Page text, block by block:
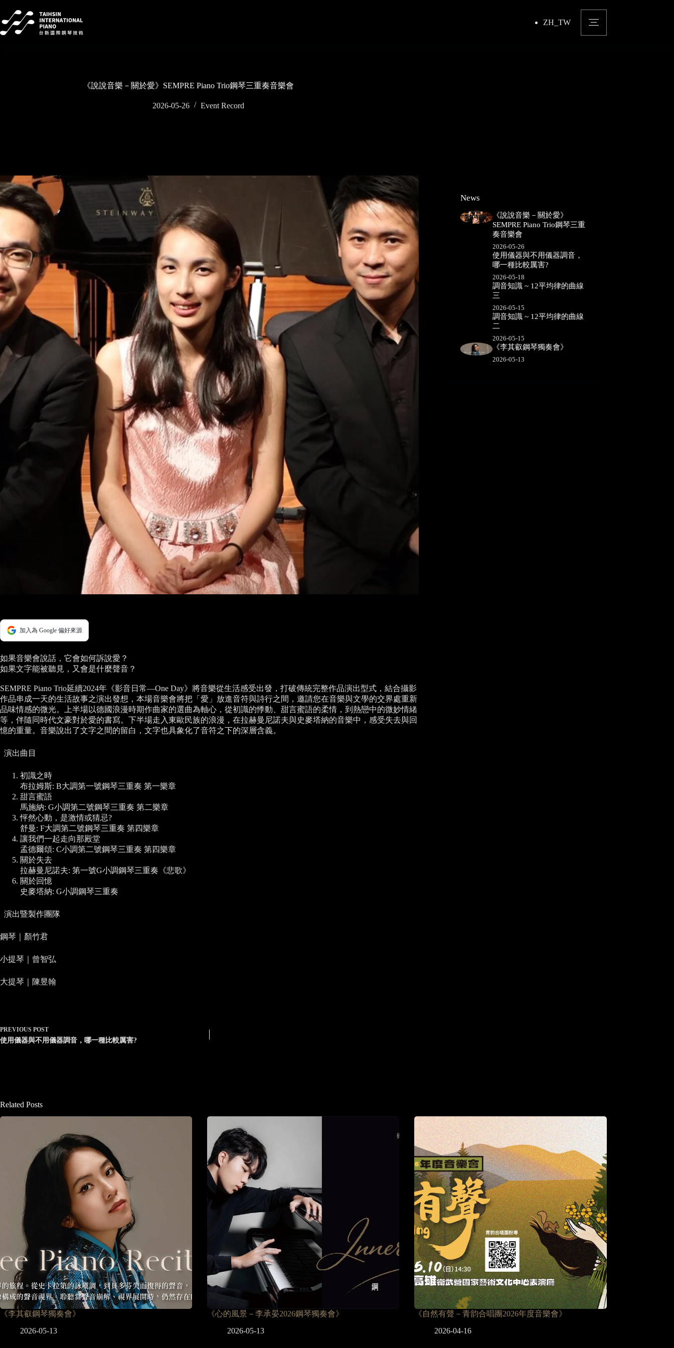
content
ZH_TW
《說說音樂－關於愛》SEMPRE Piano Trio鋼琴三重奏音樂會
2026-05-26 Event Record
加入為 Google 偏好來源
如果音樂會說話，它會如何訴說愛？
如果文字能被聽見，又會是什麼聲音？
SEMPRE Piano Trio延續2024年《影音日常—One Day》將音樂從生活感受出發，打破傳統完整作品演出型式，結合攝影
作品串成一天的生活故事之演出發想，本場音樂會將把「愛」放進音符與詩行之間，邀請您在音樂與文學的交界處重新
品味情感的微光。上半場以德國浪漫時期作曲家的選曲為軸心，從初識的悸動、甜言蜜語的柔情，到熱戀中的微妙情緒
等，伴隨同時代文豪對於愛的書寫。下半場走入東歐民族的浪漫，在拉赫曼尼諾夫與史麥塔納的音樂中，感受失去與回
憶的重量。音樂說出了文字之間的留白，文字也具象化了音符之下的深層含義。
演出曲目
初識之時
布拉姆斯: B大調第一號鋼琴三重奏 第一樂章
甜言蜜語
馬施納: G小調第二號鋼琴三重奏 第二樂章
怦然心動，是激情或猜忌?
舒曼: F大調第二號鋼琴三重奏 第四樂章
讓我們一起走向那殿堂
孟德爾頌: C小調第二號鋼琴三重奏 第四樂章
關於失去
拉赫曼尼諾夫: 第一號G小調鋼琴三重奏《悲歌》
關於回憶
史麥塔納: G小調鋼琴三重奏
演出暨製作團隊
鋼琴｜顏竹君
小提琴｜曾智弘
大提琴｜陳昱翰
PREVIOUS POST
使用儀器與不用儀器調音，哪一種比較厲害?
News
《說說音樂－關於愛》
SEMPRE Piano Trio鋼琴三重
奏音樂會
2026-05-26
使用儀器與不用儀器調音，
哪一種比較厲害?
2026-05-18
調音知識 ~ 12平均律的曲線
三
2026-05-15
調音知識 ~ 12平均律的曲線
二
2026-05-15
《李其叡鋼琴獨奏會》
2026-05-13
Related Posts
《李其叡鋼琴獨奏會》
2026-05-13
《心的風景－李承晏2026鋼琴獨奏會》
2026-05-13
《自然有聲－青韵合唱團2026年度音樂會》
2026-04-16